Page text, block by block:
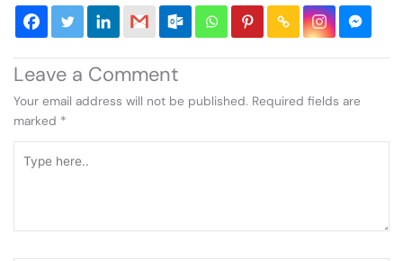
Leave a Comment
Your email address will not be published. Required fields are
marked *
here..